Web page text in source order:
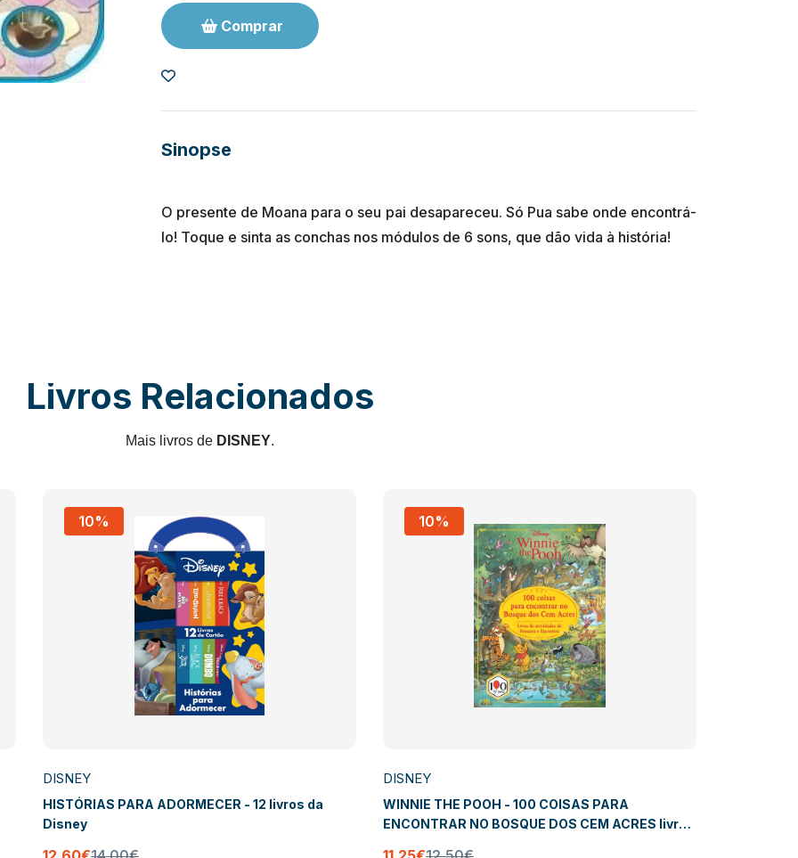
Comprar
Sinopse
O presente de Moana para o seu pai desapareceu. Só Pua sabe onde encontrá-
Livros Relacionados
Mais livros de DISNEY.
10%
DISNEY
HISTÓRIAS PARA ADORMECER - 12 livros da
Disney
10%
DISNEY
WINNIE THE POOH - 100 COISAS PARA
ENCONTRAR NO BOSQUE DOS CEM ACRES livro